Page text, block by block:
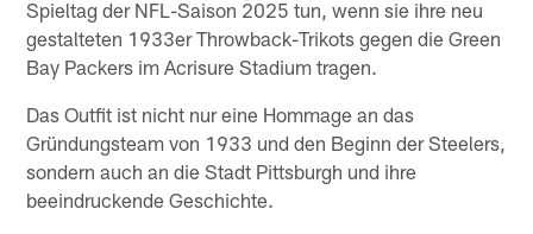
Spieltag der NFL-Saison 2025 tun, wenn sie ihre neu
gestalteten 1933er Throwback-Trikots gegen die Green
Bay Packers im Acrisure Stadium tragen.
Das Outfit ist nicht nur eine Hommage an das
Gründungsteam von 1933 und den Beginn der Steelers,
sondern auch an die Stadt Pittsburgh und ihre
beeindruckende Geschichte.